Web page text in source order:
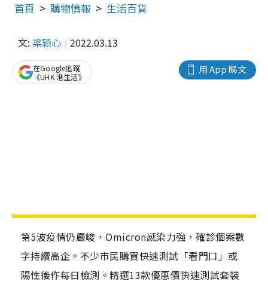
首頁 購物情報 生活百貨
文: 梁穎心 2022.03.13
用 App 睇文
在Google追蹤
《UHK 港生活》
第5波疫情仍嚴峻，Omicron感染力強，確診個案數
字持續高企。不少市民購買快速測試「看門口」或
陽性後作每日檢測。精選13款優惠價快速測試套裝